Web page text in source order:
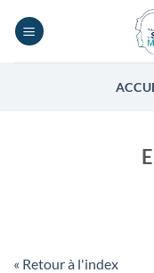
« Retour à l'index